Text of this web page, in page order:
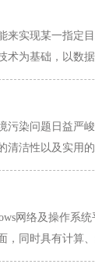
实现某一指定
为基础，以数
息处理技术等实
污染问题日益严
洁性以及实用
到了空前重视，
网络及操作系
同时具有计算
心实现对多个